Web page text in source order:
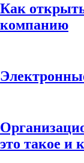
Как
компанию
это такое и